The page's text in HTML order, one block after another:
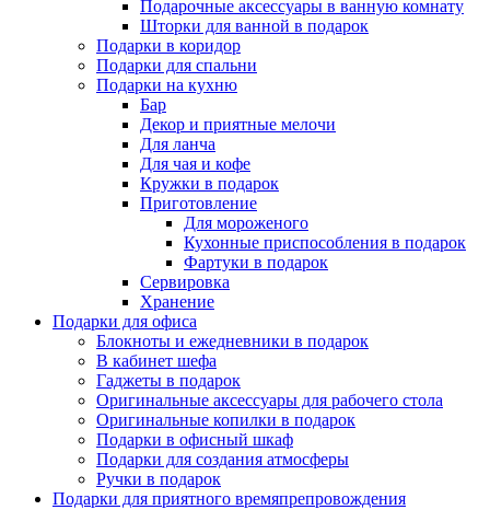
Подарочные аксессуары в ванную комнату
Шторки для ванной в подарок
Подарки в коридор
Подарки для спальни
Подарки на кухню
Бар
Декор и приятные мелочи
Для ланча
Для чая и кофе
Кружки в подарок
Приготовление
Для мороженого
Кухонные приспособления в подарок
Фартуки в подарок
Сервировка
Хранение
Подарки для офиса
Блокноты и ежедневники в подарок
В кабинет шефа
Гаджеты в подарок
Оригинальные аксессуары для рабочего стола
Оригинальные копилки в подарок
Подарки в офисный шкаф
Подарки для создания атмосферы
Ручки в подарок
Подарки для приятного времяпрепровождения